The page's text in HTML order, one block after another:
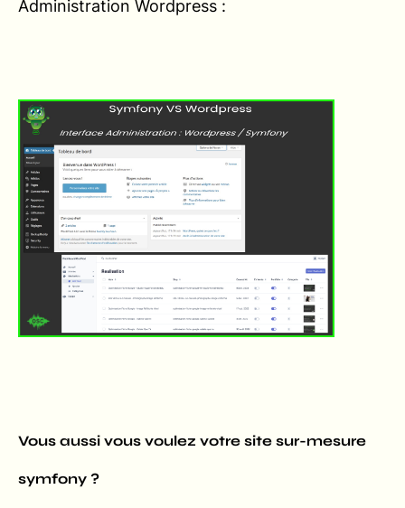
Administration Wordpress :
Vous aussi vous voulez votre site sur-mesure
symfony ?